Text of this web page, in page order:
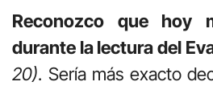
Reconozco que hoy
durante la lectura del
20). Sería más exacto